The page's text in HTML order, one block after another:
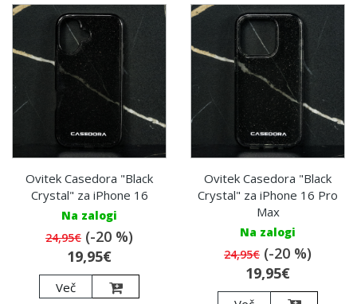
Ovitek Casedora "Black
Crystal" za iPhone 16
Na zalogi
24,95€ (-20 %)
19,95€
Več
Ovitek Casedora "Black
Crystal" za iPhone 16 Pro
Max
Na zalogi
24,95€ (-20 %)
19,95€